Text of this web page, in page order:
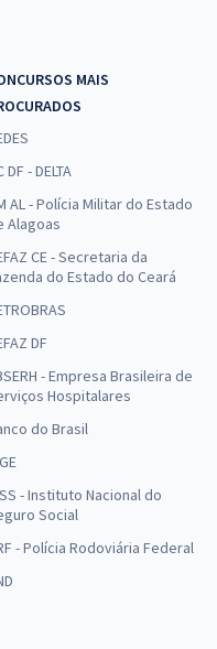
MAIS
DF - DELTA
AL - Polícia Militar do Estado
Alagoas
CE - Secretaria da
do Estado do Ceará
DF
- Empresa Brasileira de
Hospitalares
do Brasil
- Instituto Nacional do
Social
- Polícia Rodoviária Federal